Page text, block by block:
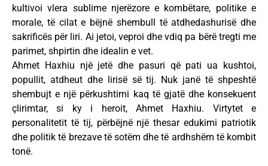
kultivoi vlera sublime njerëzore e kombëtare, politike e
morale, të cilat e bëjnë shembull të atdhedashurisë dhe
sakrificës për liri. Ai jetoi, veproi dhe vdiq pa bërë tregti me
parimet, shpirtin dhe idealin e vet.
Ahmet Haxhiu një jetë dhe pasuri që pati ua kushtoi,
popullit, atdheut dhe lirisë së tij. Nuk janë të shpeshtë
shembujt e një përkushtimi kaq të gjatë dhe konsekuent
çlirimtar, si ky i heroit, Ahmet Haxhiu. Virtytet e
personalitetit të tij, përbëjnë një thesar edukimi patriotik
dhe politik të brezave të sotëm dhe të ardhshëm të kombit
tonë.